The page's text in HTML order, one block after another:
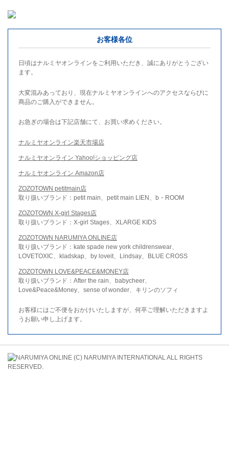
お客様各位
日頃はナルミヤオンラインをご利用いただき、誠にありがとうござい
ます。
大変混みあっており、現在ナルミヤオンラインへのアクセスならびに
商品のご購入ができません。
お急ぎの場合は下記店舗にて、お買い求めください。
ナルミヤオンライン楽天市場店
ナルミヤオンライン Yahoo!ショッピング店
ナルミヤオンライン Amazon店
ZOZOTOWN petitmain店
取り扱いブランド：petit main、petit main LIEN、b・ROOM
ZOZOTOWN X-girl Stages店
取り扱いブランド：X-girl Stages、XLARGE KIDS
ZOZOTOWN NARUMIYA ONLINE店
取り扱いブランド：kate spade new york childrenswear、
LOVETOXIC、kladskap、by loveit、Lindsay、BLUE CROSS
ZOZOTOWN LOVE&PEACE&MONEY店
取り扱いブランド：After the rain、babycheer、
Love&Peace&Money、sense of wonder、キリンのソフィ
お客様にはご不便をおかけいたしますが、何卒ご理解いただきますよ
うお願い申し上げます。